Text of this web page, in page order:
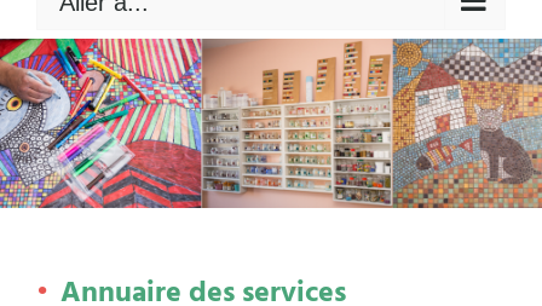
Annuaire des services